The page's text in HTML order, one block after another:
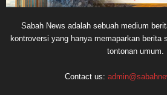
Sabah News adalah sebuah medium
kontroversi yang hanya memaparkan berita
tontonan umum.
Contact us: